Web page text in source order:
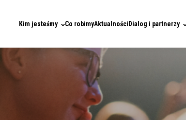
Kim jesteśmy Co robimyAktualnościDialog i partnerzy